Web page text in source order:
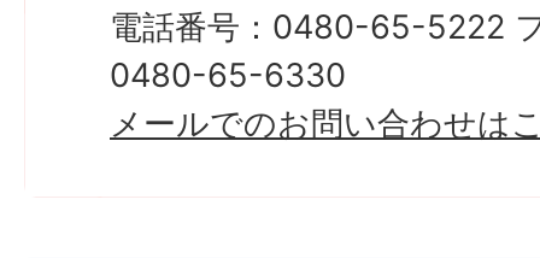
電話番号：0480-65-5222
0480-65-6330
メールでのお問い合わせは